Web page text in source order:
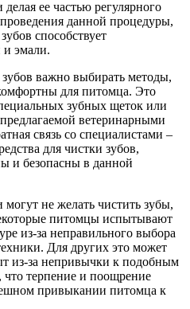
ее частью регулярного
данной процедуры,
способствует
и эмали.
важно выбирать методы,
для питомца. Это
зубных щеток или
ветеринарными
связь со специалистами –
для чистки зубов,
и безопасны в данной
не желать чистить зубы,
питомцы испытывают
из-за неправильного выбора
Для других это может
из-за непривычки к подобным
терпение и поощрение
привыкании питомца к